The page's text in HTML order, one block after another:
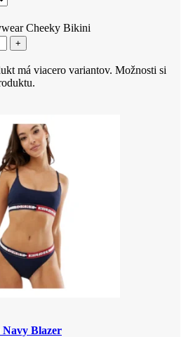
Cheeky Bikini
má viacero variantov. Možnosti si
Blazer